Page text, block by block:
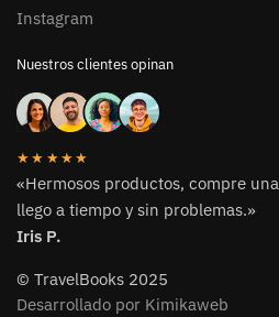
Instagram
Nuestros clientes opinan
★★★★★
«Hermosos productos, compre
llego a tiempo y sin problemas.»
Iris P.
© TravelBooks 2025
Desarrollado por Kimikaweb